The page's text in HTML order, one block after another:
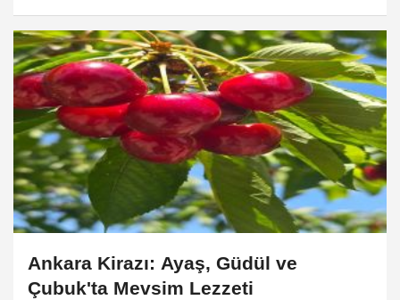
Ankara Kirazı: Ayaş, Güdül ve
Çubuk'ta Mevsim Lezzeti